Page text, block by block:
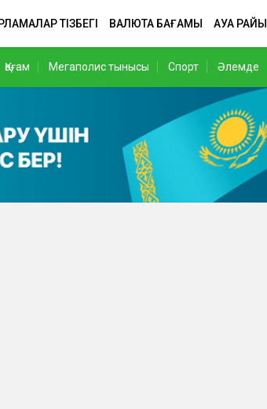
ТІЗБЕГІ ВАЛЮТА БАҒАМЫ АУА РАЙЫ
Қоғам Мегаполис тынысы Спорт Әлемде